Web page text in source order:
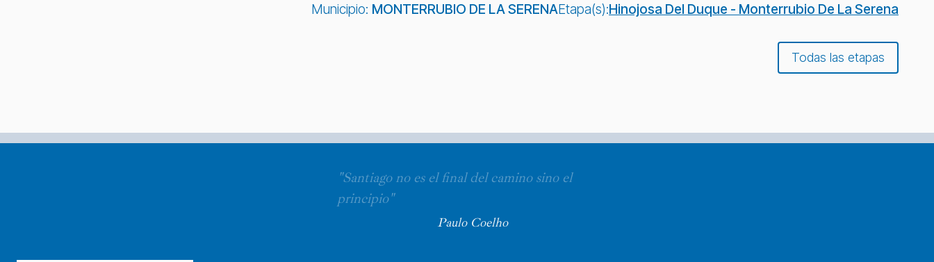
Municipio: MONTERRUBIO DE LA SERENAEtapa(s):Hinojosa Del Duque - Monterrubio De La Serena
Todas las etapas
"Santiago no es el final del camino sino el
principio"
Paulo Coelho